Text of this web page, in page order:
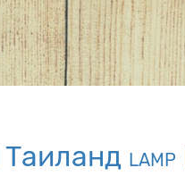
Таиланд LAMP